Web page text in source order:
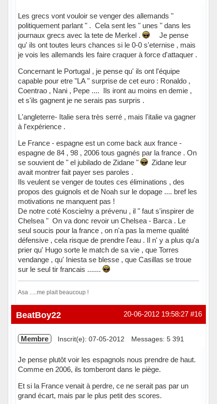
Les grecs vont vouloir se venger des allemands "
politiquement parlant " . Cela sent les " unes " dans les
journaux grecs avec la tete de Merkel .
Je pense
qu' ils ont toutes leurs chances si le 0-0 s'eternise , mais
je vois les allemands les faire craquer à force d'attaquer .
Concernant le Portugal , je pense qu' ils ont l'équipe
capable pour etre "LA " surprise de cet euro : Ronaldo ,
Coentrao , Nani , Pepe .... Ils iront au moins en demie ,
et s'ils gagnent je ne serais pas surpris .
L'angleterre- Italie sera très serré , mais l'italie va gagner
à l'expérience .
Le France - espagne est un come back aux france -
espagne de 84 , 98 , 2006 tous gagnés par la france . On
se souvient de " el jubilado de Zidane "
Zidane leur
avait montrer fait payer ses paroles .
Ils veulent se venger de toutes ces éliminations , des
propos des guignols et de Noah sur le dopage .... bref les
motivations ne manquent pas !
De notre coté Koscielny a prévenu , il " faut s'inspirer de
Chelsea " On va donc revoir un Chelsea - Barca . Le
seul soucis pour la france , on n'a pas la meme qualité
défensive , cela risque de prendre l'eau . Il n' y a plus qu'a
prier qu' Hugo sorte le match de sa vie , que Torres
vendange , qu' Iniesta se blesse , que Casillas se troue
sur le seul tir francais .......
Asa .....me plait beaucoup !
Hors ligne #16
20-06-2012 19:58:27
BeatBoy22
Membre Inscrit(e): 07-05-2012 Messages: 5 391
Je pense plutôt voir les espagnols nous prendre de haut.
Comme en 2006, ils tomberont dans le piège.
Et si la France venait à perdre, ce ne serait pas par un
grand écart, mais par le plus petit des scores.